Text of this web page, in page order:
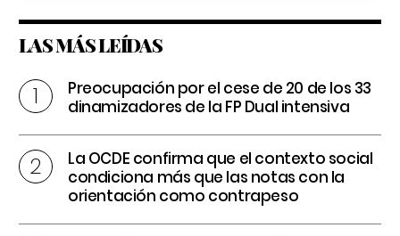
LAS MÁS LEÍDAS
Preocupación por el cese de 20 de los 33
dinamizadores de la FP Dual intensiva
La OCDE confirma que el contexto social
condiciona más que las notas con la
orientación como contrapeso